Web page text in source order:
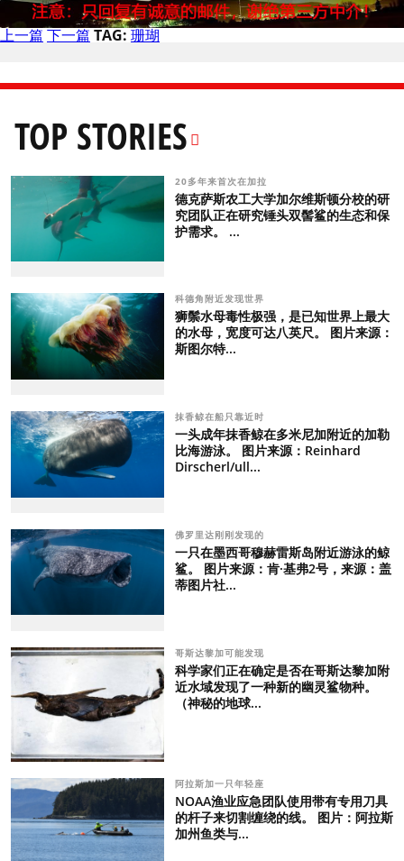
上一篇下一篇TAG:珊瑚
TOP STORIES
20多年来首次在加拉
德克萨斯农工大学加尔维斯顿分校的研
究团队正在研究锤头双髻鲨的生态和保
护需求。 ...
科德角附近发现世界
狮鬃水母毒性极强，是已知世界上最大
的水母，宽度可达八英尺。 图片来源：
斯图尔特...
抹香鲸在船只靠近时
一头成年抹香鲸在多米尼加附近的加勒
比海游泳。 图片来源：Reinhard
Dirscherl/ull...
佛罗里达刚刚发现的
一只在墨西哥穆赫雷斯岛附近游泳的鲸
鲨。 图片来源：肯·基弗2号，来源：盖
蒂图片社...
哥斯达黎加可能发现
科学家们正在确定是否在哥斯达黎加附
近水域发现了一种新的幽灵鲨物种。
（神秘的地球...
阿拉斯加一只年轻座
NOAA渔业应急团队使用带有专用刀具
的杆子来切割缠绕的线。 图片：阿拉斯
加州鱼类与...